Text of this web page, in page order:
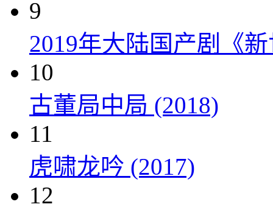
9
2019年大陆国产剧《
10
古董局中局 (2018)
11
虎啸龙吟 (2017)
12